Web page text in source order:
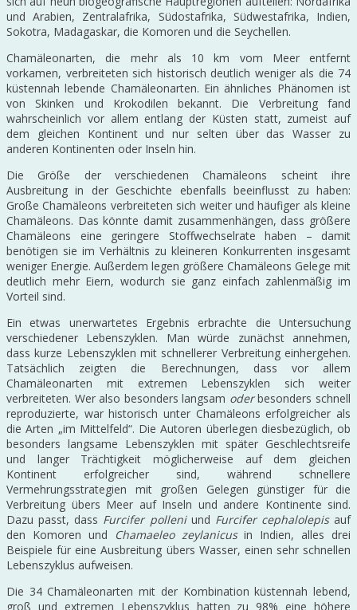
und Arabien, Zentralafrika, Südostafrika, Südwestafrika, Indien,
Sokotra, Madagaskar, die Komoren und die Seychellen.
Chamäleonarten, die mehr als 10 km vom Meer entfernt
vorkamen, verbreiteten sich historisch deutlich weniger als die 74
küstennah lebende Chamäleonarten. Ein ähnliches Phänomen ist
von Skinken und Krokodilen bekannt. Die Verbreitung fand
wahrscheinlich vor allem entlang der Küsten statt, zumeist auf
dem gleichen Kontinent und nur selten über das Wasser zu
anderen Kontinenten oder Inseln hin.
Die Größe der verschiedenen Chamäleons scheint ihre
Ausbreitung in der Geschichte ebenfalls beeinflusst zu haben:
Große Chamäleons verbreiteten sich weiter und häufiger als kleine
Chamäleons. Das könnte damit zusammenhängen, dass größere
Chamäleons eine geringere Stoffwechselrate haben – damit
benötigen sie im Verhältnis zu kleineren Konkurrenten insgesamt
weniger Energie. Außerdem legen größere Chamäleons Gelege mit
deutlich mehr Eiern, wodurch sie ganz einfach zahlenmäßig im
Vorteil sind.
Ein etwas unerwartetes Ergebnis erbrachte die Untersuchung
verschiedener Lebenszyklen. Man würde zunächst annehmen,
dass kurze Lebenszyklen mit schnellerer Verbreitung einhergehen.
Tatsächlich zeigten die Berechnungen, dass vor allem
Chamäleonarten mit extremen Lebenszyklen sich weiter
verbreiteten. Wer also besonders langsam oderbesonders schnell
reproduzierte, war historisch unter Chamäleons erfolgreicher als
die Arten „im Mittelfeld“. Die Autoren überlegen diesbezüglich, ob
besonders langsame Lebenszyklen mit später Geschlechtsreife
und langer Trächtigkeit möglicherweise auf dem gleichen
Kontinent erfolgreicher sind, während schnellere
Vermehrungsstrategien mit großen Gelegen günstiger für die
Verbreitung übers Meer auf Inseln und andere Kontinente sind.
Dazu passt, dass Furcifer polleniund Furcifer cephalolepisauf
den Komoren und
Chamaeleo zeylanicusin Indien, alles drei
Beispiele für eine Ausbreitung übers Wasser, einen sehr schnellen
Lebenszyklus aufweisen.
Die 34 Chamäleonarten mit der Kombination küstennah lebend,
groß und extremen Lebenszyklus hatten zu 98% eine höhere